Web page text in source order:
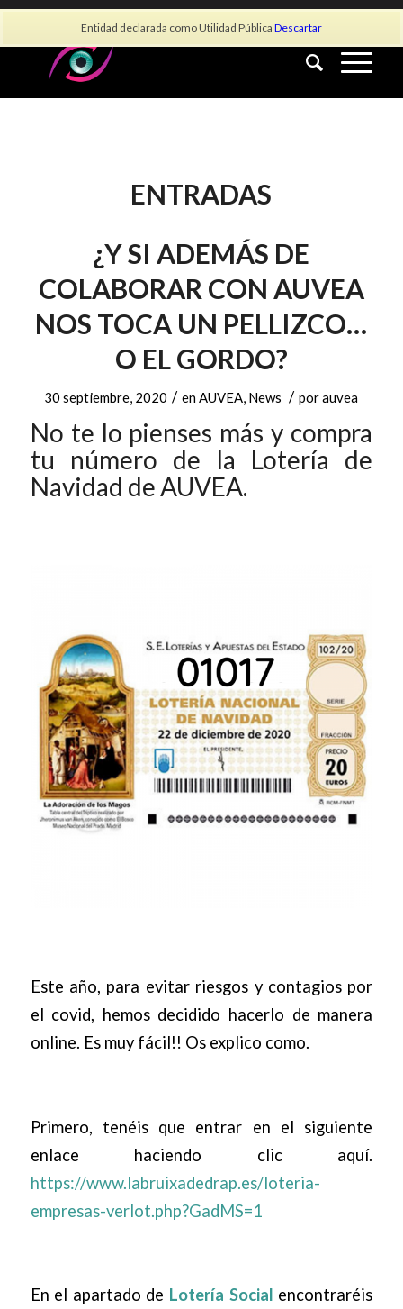
Entidad declarada como Utilidad Pública Descartar
info@asociacionauvea.es
ENTRADAS
¿Y SI ADEMÁS DE
COLABORAR CON AUVEA
NOS TOCA UN PELLIZCO…
O EL GORDO?
30 septiembre, 2020 / enAUVEA, News / porauvea
No te lo pienses más y compra
tu número de la Lotería de
Navidad de AUVEA.
Este año, para evitar riesgos y contagios por
el covid, hemos decidido hacerlo de manera
online. Es muy fácil!! Os explico como.
Primero, tenéis que entrar en el siguiente
enlace haciendo clic aquí.
https://www.labruixadedrap.es/loteria-
empresas-verlot.php?GadMS=1
En el apartado de Lotería Social encontraréis